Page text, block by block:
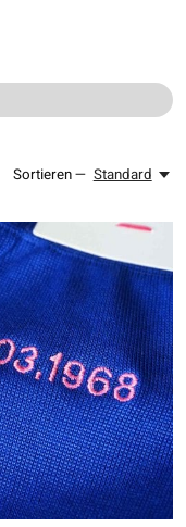
Sortieren — Standard